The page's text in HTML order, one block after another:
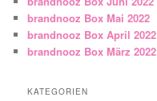
brandnooz Box Mai 2022
brandnooz Box April 2022
brandnooz Box März 2022
KATEGORIEN